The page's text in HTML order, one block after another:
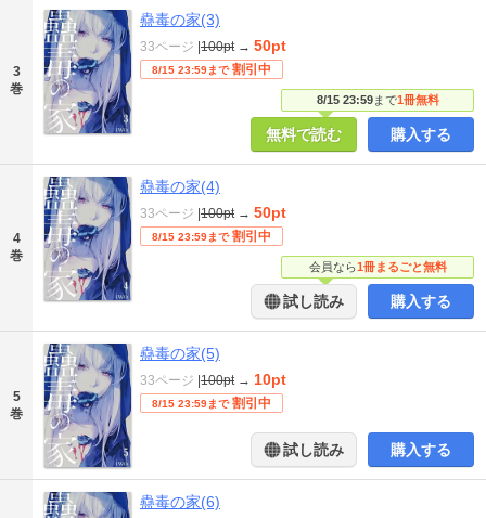
3
巻
蠱毒の家(3)
8/15 23:59まで1冊無料
33ページ 100pt → 50pt
8/15 23:59まで 割引中
無料で読む 購入する
4
巻
蠱毒の家(4)
会員なら1冊まるごと無料
33ページ 100pt → 50pt
8/15 23:59まで 割引中
試し読み 購入する
5
巻
蠱毒の家(5)
33ページ 100pt → 10pt
8/15 23:59まで 割引中
試し読み 購入する
蠱毒の家(6)